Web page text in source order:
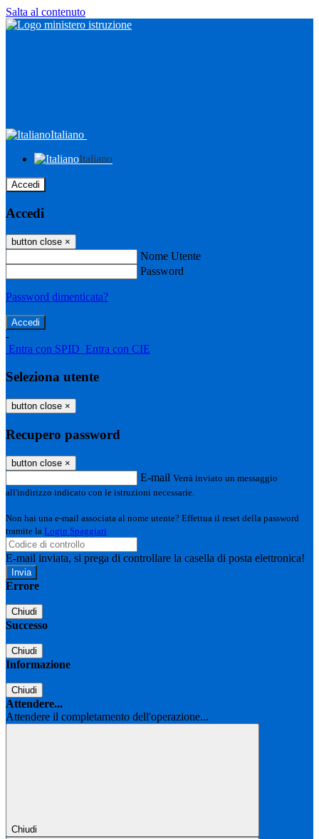
Salta al contenuto
Italiano
Italiano
Accedi
Accedi
button close ×
Nome Utente
Password
Password dimenticata?
-
Entra con SPID Entra con CIE
Seleziona utente
button close ×
Recupero password
button close ×
E-mail Verrà inviato un messaggio
all'indirizzo indicato con le istruzioni necessarie.
Non hai una e-mail associata al nome utente? Effettua il reset della password
tramite la Login Spaggiari
E-mail inviata, si prega di controllare la casella di posta elettronica!
Errore
Chiudi
Successo
Chiudi
Informazione
Chiudi
Attendere...
Attendere il completamento dell'operazione...
Chiudi